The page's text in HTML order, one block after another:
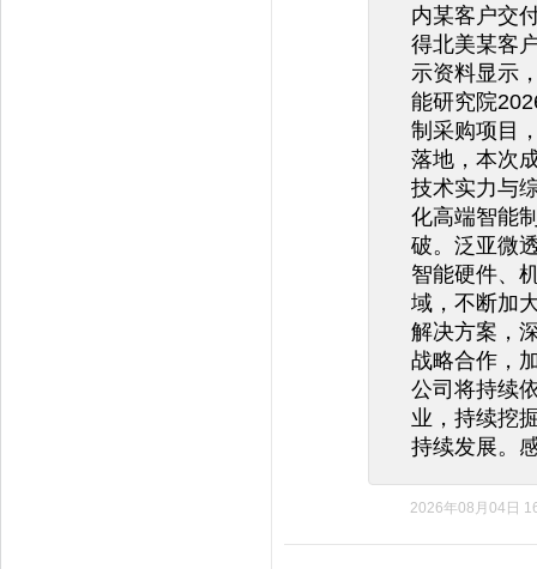
内某客户交
得北美某客
示资料显示
能研究院
制采购项目
落地，本次
技术实力与
化高端智能
破。泛亚微
智能硬件、
域，不断加
解决方案，
战略合作，
公司将持续
业，持续挖
持续发展。
2026年08月04日